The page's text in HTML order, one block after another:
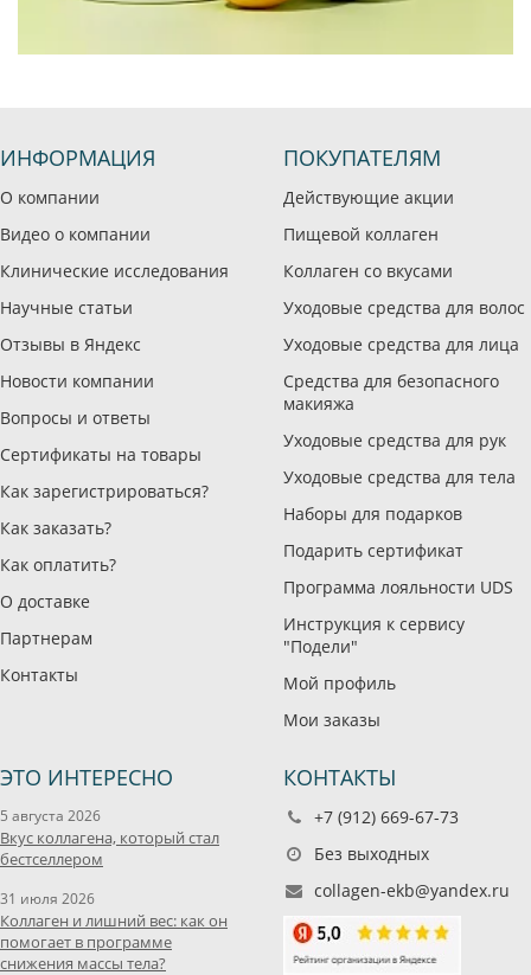
ИНФОРМАЦИЯ
О компании
Видео о компании
Клинические исследования
Научные статьи
Отзывы в Яндекс
Новости компании
Вопросы и ответы
Сертификаты на товары
Как зарегистрироваться?
Как заказать?
Как оплатить?
О доставке
Партнерам
Контакты
ПОКУПАТЕЛЯМ
Действующие акции
Пищевой коллаген
Коллаген со вкусами
Уходовые средства для волос
Уходовые средства для лица
Средства для безопасного
макияжа
Уходовые средства для рук
Уходовые средства для тела
Наборы для подарков
Подарить сертификат
Программа лояльности UDS
Инструкция к сервису
"Подели"
Мой профиль
Мои заказы
ЭТО ИНТЕРЕСНО
5 августа 2026
Вкус коллагена, который стал
бестселлером
31 июля 2026
Коллаген и лишний вес: как он
помогает в программе
снижения массы тела?
КОНТАКТЫ
+7 (912) 669-67-73
Без выходных
collagen-ekb@yandex.ru